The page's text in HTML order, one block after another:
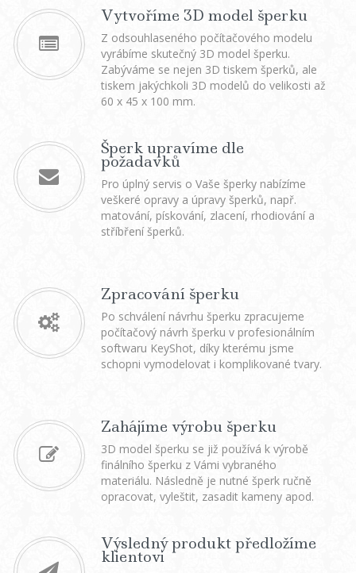
Vytvoříme 3D model šperku
Z odsouhlaseného počítačového modelu
vyrábíme skutečný 3D model šperku.
Zabýváme se nejen 3D tiskem šperků, ale
tiskem jakýchkoli 3D modelů do velikosti až
60 x 45 x 100 mm.
Šperk upravíme dle
požadavků
Pro úplný servis o Vaše šperky nabízíme
veškeré opravy a úpravy šperků, např.
matování, pískování, zlacení, rhodiování a
stříbření šperků.
Zpracování šperku
Po schválení návrhu šperku zpracujeme
počítačový návrh šperku v profesionálním
softwaru KeyShot, díky kterému jsme
schopni vymodelovat i komplikované tvary.
Zahájíme výrobu šperku
3D model šperku se již používá k výrobě
finálního šperku z Vámi vybraného
materiálu. Následně je nutné šperk ručně
opracovat, vyleštit, zasadit kameny apod.
Výsledný produkt předložíme
klientovi